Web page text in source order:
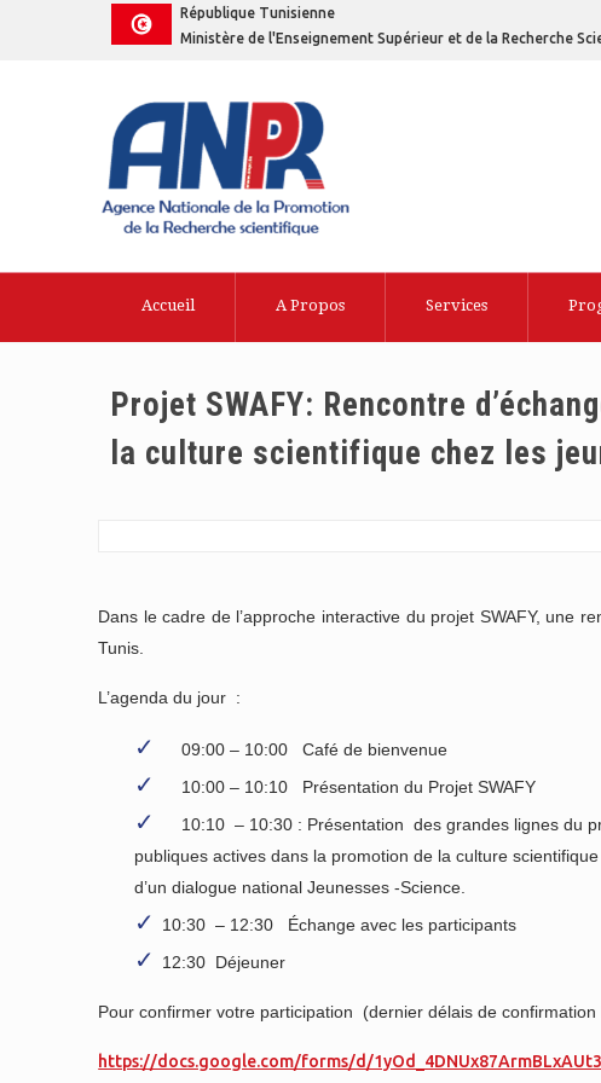
République Tunisienne
Ministère de l'Enseignement Supérieur et de la Recherche
Accueil A Propos Services
Projet SWAFY: Rencontre
la culture scientifique chez les
Dans le cadre de l’approche interactive du projet SWAFY, une
Tunis.
L’agenda du jour :
09:00 – 10:00 Café de bienvenue
10:00 – 10:10
Présentation du Projet SWAFY
10:10 – 10:30 : Présentation des grandes lignes du
publiques actives dans la promotion de la culture
d’un dialogue national Jeunesses -Science.
10:30 – 12:30 Échange avec les participants
12:30 Déjeuner
Pour confirmer votre participation (dernier délais de
https://docs.google.com/forms/d/